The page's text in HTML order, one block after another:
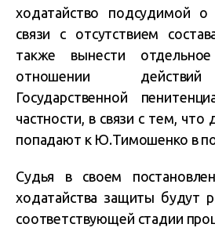
ходатайство подсудимой
связи с отсутствием
также вынести
отношении действий
Государственной
частности, в связи с тем,
попадают к Ю.Тимошенко в
Судья в своем
ходатайства защиты будут
соответствующей стадии